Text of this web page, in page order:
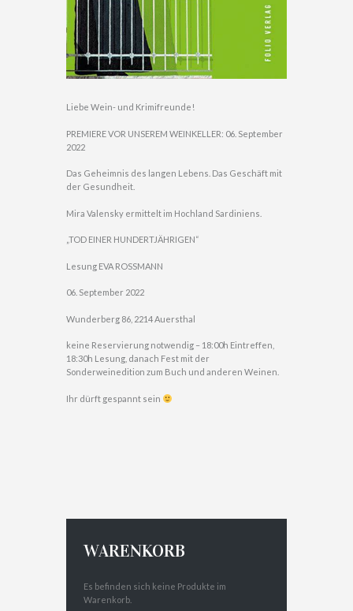
Liebe Wein- und Krimifreunde!
PREMIERE VOR UNSEREM WEINKELLER: 06. September
2022
Das Geheimnis des langen Lebens. Das Geschäft mit
der Gesundheit.
Mira Valensky ermittelt im Hochland Sardiniens.
„TOD EINER HUNDERTJÄHRIGEN“
Lesung EVA ROSSMANN
06. September 2022
Wunderberg 86, 2214 Auersthal
keine Reservierung notwendig – 18:00h Eintreffen,
18:30h Lesung, danach Fest mit der
Sonderweinedition zum Buch und anderen Weinen.
Ihr dürft gespannt sein
WARENKORB
Es befinden sich keine Produkte im
Warenkorb.